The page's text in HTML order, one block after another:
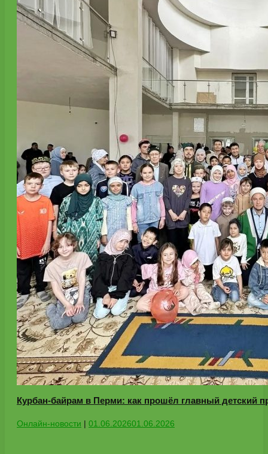
Курбан-байрам в Перми: как прошёл главный детский
Онлайн-новости | 01.06.202601.06.2026